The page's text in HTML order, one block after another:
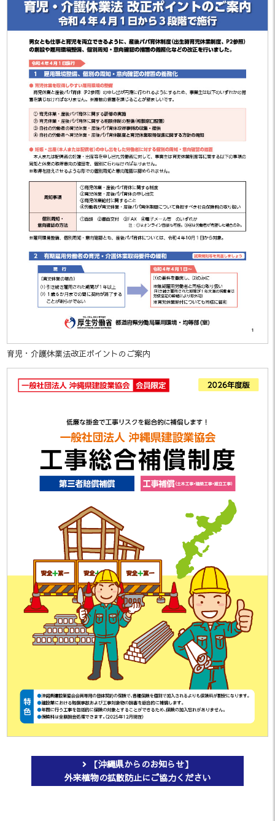
2025.05.27
「沖建協会報 5月号」を掲載しまし
た。
2025.05.08
沖建協青年部会『第１７回フォトコ
ンテスト～島の魅力～』作品募集に
ついて
2025.04.16
「沖建協会報 4月号」を掲載しまし
た。
2025.03.26
「沖建協会報 3月号」を掲載しまし
た。
2025.02.26
「沖建協会報 2月号」を掲載しまし
た。
2025.01.31
「沖建協会報 1月号」を掲載しまし
た。
2024.12.26
「沖建協会報 12月号」を掲載しま
した。
2024.11.29
「沖建協会報 11月号」を掲載しま
した。
した。
2024.10.21
第16回フォトコンテスト～島の魅
力～ 受賞者発表
「沖建協会報 9月号」を掲載しまし
た。
2024.08.20
「沖建協会報 8月号」を掲載しまし
た。
2024.07.19
「沖建協会報 7月号」を掲載しまし
た。
2024.06.24
「沖建協会報 6月号」を掲載しまし
た。
「沖建協会報 5月号」を掲載しまし
た。
「沖建協会報 4月号」を掲載しまし
2024.04.09
会員専用ページに「2023建設業の
育児・介護休業法改正ポイントのご案内
【沖縄県からのお知らせ】
外来植物の拡散防止にご協力ください